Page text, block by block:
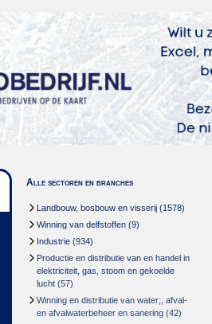
Alle sectoren en branches
Landbouw, bosbouw en visserij (1578)
Winning van delfstoffen (9)
Industrie (934)
Productie en distributie van en handel in
elektriciteit, gas, stoom en gekoelde
lucht (57)
Winning en distributie van water;, afval-
en afvalwaterbeheer en sanering (42)